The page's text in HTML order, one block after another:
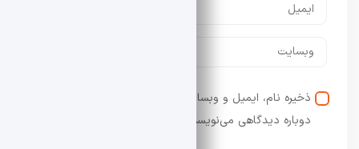
ذخیره نام، ایمیل و وبسایت من در مرورگر برای زمانی که
دوباره دیدگاهی می‌نویسم.